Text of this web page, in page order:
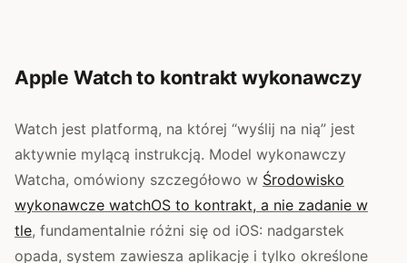
Apple Watch to kontrakt wykonawczy
Watch jest platformą, na której “wyślij na nią” jest
aktywnie mylącą instrukcją. Model wykonawczy
Watcha, omówiony szczegółowo w Środowisko
wykonawcze watchOS to kontrakt, a nie zadanie w
tle, fundamentalnie różni się od iOS: nadgarstek
opada, system zawiesza aplikację i tylko określone